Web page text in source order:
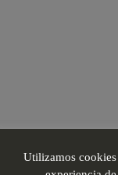
Utilizamos